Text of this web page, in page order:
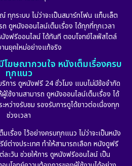
กระบบ ไม่ว่าจะเป็นสมาร์ทโฟน แท็บเล็ต
ดูหนังออนไลน์เต็มเรื่อง ได้ทุกที่ทุกเวลา
งฟรีออนไลน์ ได้ทันที ตอบโจทย์ไลฟ์สไตล์
นยุคใหม่อย่างแท้จริง
ฆษณากวนใจ หนังเต็มเรื่องครบ
ทุกแนว
การ ดูหนังฟรี 24 ชั่วโมง แบบไม่มีข้อจำกัด
ช้งานสามารถ ดูหนังออนไลน์เต็มเรื่อง ได้
หว่างรับชม รองรับการดูได้ยาวต่อเนื่องทุก
ช่วงเวลา
รื่อง ไว้อย่างครบทุกแนว ไม่ว่าจะเป็นหนัง
ต่างประเทศ ทำให้สามารถเลือก หนังดูฟรี
ละวัน ช่วยให้การ ดูหนังฟรีออนไลน์ เป็น